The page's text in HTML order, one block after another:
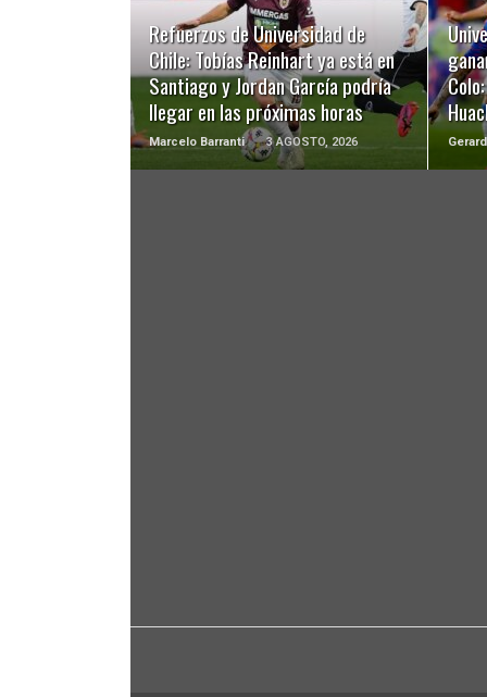
Refuerzos de Universidad de
Chile: Tobías Reinhart ya está en
Santiago y Jordan García podría
llegar en las próximas horas
Marcelo Barranti 3 AGOSTO, 2026
LEER MÁS